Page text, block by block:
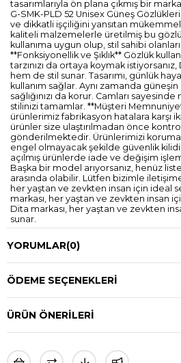
tasarımlarıyla ön plana çıkmış bir
G-SMK-PLD 52 Unisex Güneş
ve dikkatli işçiliğini yansıtan
kaliteli malzemelerle üretilmiş bu
kullanıma uygun olup, stil sahibi
**Fonksiyonellik ve Şıklık** Gözlük
tarzınızı da ortaya koymak
hem de stil sunar. Tasarımı, günlük
kullanım sağlar. Aynı zamanda
sağlığınızı da korur. Camları
stilinizi tamamlar. **Müşteri
ürünlerimiz fabrikasyon hatalara karşı iki
ürünler size ulaştırılmadan önce
gönderilmektedir. Ürünlerimizi
engel olmayacak şekilde güvenlik kilidi
açılmış ürünlerde iade ve değişim
Başka bir model arıyorsanız, henüz
arasında olabilir. Lütfen bizimle
her yaştan ve zevkten insan için ideal
markası, her yaştan ve zevkten insan
Dita markası, her yaştan ve zevkten
sunar.
YORUMLAR(0)
ÖDEME SEÇENEKLERI
ÜRÜN ÖNERILERI